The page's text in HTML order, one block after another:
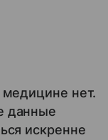
нет.
данные
искренне